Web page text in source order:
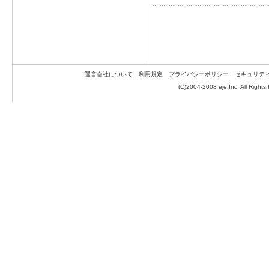
運営会社について 利用規定 プライバシーポリシー
セキュリテ
(C)2004-2008 eje.Inc. All Rights